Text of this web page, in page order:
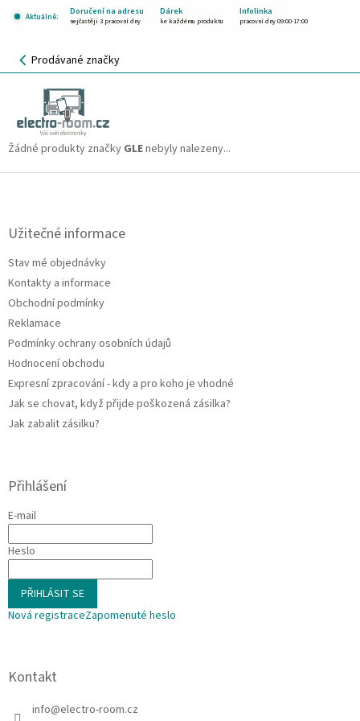
Aktuálně:
Doručení na adresu Dárek Infolinka
nejčastěji 3 pracovní dny ke každému produktu pracovní dny 09:00-17:00
NÁKUPNÍ
KOŠÍK
Prodávané značky
Žádné produkty značky GLEnebyly nalezeny...
Z
Užitečné informace
Stav mé objednávky
Kontakty a informace
Obchodní podmínky
Reklamace
Podmínky ochrany osobních údajů
Hodnocení obchodu
Expresní zpracování - kdy a pro koho je vhodné
Jak se chovat, když přijde poškozená zásilka?
Jak zabalit zásilku?
Přihlášení
E-mail
Heslo
PŘIHLÁSIT SE
Nová registraceZapomenuté heslo
Kontakt
info@electro-room.cz